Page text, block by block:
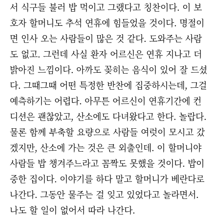
서 식구들 불러 밥 먹이고 그랬다고 칭찬이다. 이 보
호자 할머니도 추석 연휴에 힘들었을 것이다. 명절이
면 인사 오는 사람들이 많은 것 같다. 도와주는 사람
도 없고. 그런데 사실 환자 어르신은 연휴 지나고 더
밝아진 느낌이다. 아까도 꽂히는 음식이 있어 잘 드셨
다. 그때그때 어떤 특정한 반찬에 집중하시는데, 그걸
예측하기는 어렵다. 아무튼 어르신이 연휴기간에 컨
디션은 괜찮았고, 산소에도 다녀왔다고 한다. 놀랍다.
물론 함께 부축할 요량으로 사람들 여럿이 모시고 갔
겠지만, 산소에 가는 것은 큰 외출인데. 이 할머니야
사람들 밥 챙겨주느라고 꼼짝도 못했을 것이다. 밥이
중한 집이다. 이야기를 하다 말고 할머니가 베란다로
나간다. 그동안 물주는 걸 잊고 있었다고 놀라면서.
나도 할 일이 없어서 따라 나간다.